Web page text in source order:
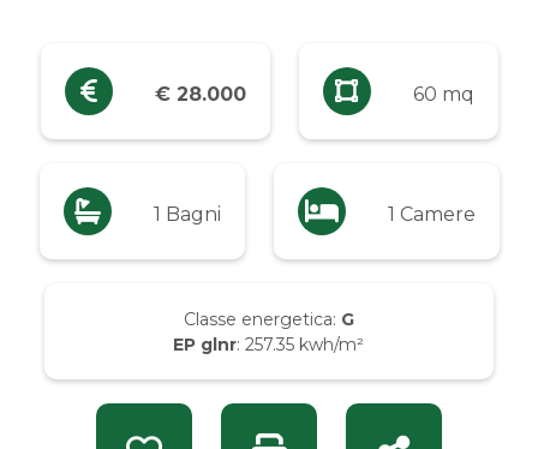
€ 28.000 60 mq
1 Bagni 1 Camere
Classe energetica: G
EP glnr: 257.35 kwh/m²
Prezzo
Qualsiasi
Fino a € 5.000
Da € 10.000 a € 20.000
Da € 20.000 a € 50.000